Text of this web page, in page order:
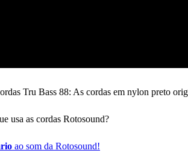
Tru Bass 88: As cordas em nylon preto
usa as cordas Rotosound?
ao som da Rotosound!